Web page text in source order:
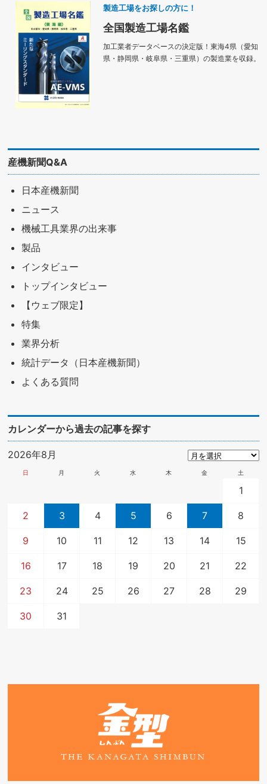
製造工場をお探しの方に！
全国製造工場名鑑
加工業者データベースの決定版！東海4県（愛知
県・静岡県・岐阜県・三重県）の製造業を収録。
産機新聞Q&A
日本産機新聞
ニュース
機械工具業界の出来事
製品
インタビュー
トップインタビュー
【ウェブ限定】
特集
業界分析
統計データ（日本産機新聞）
よくある質問
カレンダーから過去の記事を探す
2026年8月
日 月 火 水 木 金 土
1
2 3 4 5 6 7 8
9 10 11 12 13 14 15
16 17 18 19 20 21 22
23 24 25 26 27 28 29
30 31